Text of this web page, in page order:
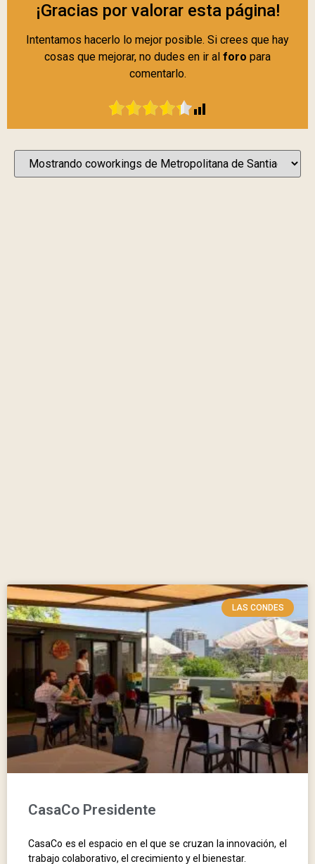
¡Gracias por valorar esta página!
Intentamos hacerlo lo mejor posible. Si crees que hay
cosas que mejorar, no dudes en ir al foro para
comentarlo.
LAS CONDES
CasaCo Presidente
CasaCo es el espacio en el que se cruzan la innovación, el
trabajo colaborativo, el crecimiento y el bienestar.